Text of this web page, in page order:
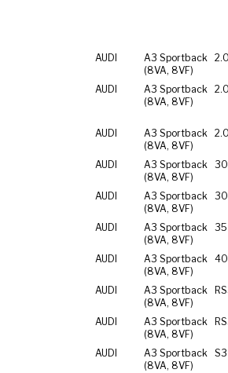
AUDI
A3 Sportback
(8VA, 8VF)
AUDI
A3 Sportback
(8VA, 8VF)
AUDI
A3 Sportback
(8VA, 8VF)
AUDI
A3 Sportback
(8VA, 8VF)
30
AUDI
A3 Sportback
(8VA, 8VF)
30
AUDI
A3 Sportback
(8VA, 8VF)
35
AUDI
A3 Sportback
(8VA, 8VF)
AUDI
A3 Sportback
(8VA, 8VF)
AUDI
A3 Sportback
(8VA, 8VF)
AUDI
A3 Sportback
(8VA, 8VF)